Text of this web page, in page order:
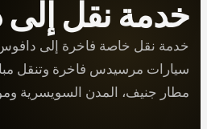
خدمة نقل
خدمة نقل خاصة فاخرة إلى
سيارات مرسيدس فاخرة وتنقل
مطار جنيف، المدن السويسرية